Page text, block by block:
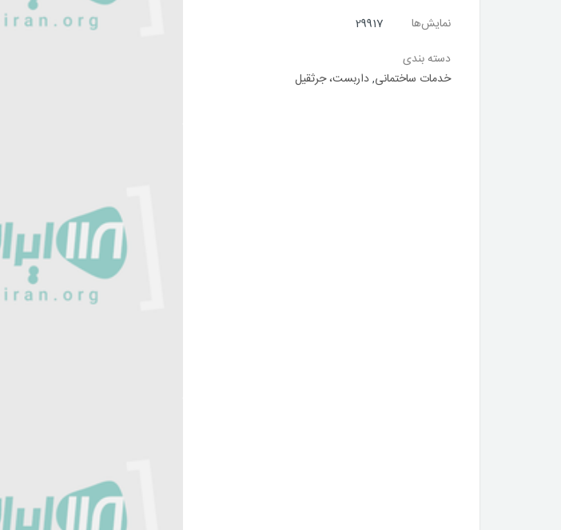
نمایش‌ها
29917
دسته بندی
خدمات ساختمانی,داربست، جرثقیل